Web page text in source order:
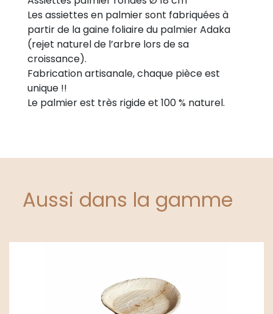
Les assiettes en palmier sont fabriquées à
partir de la gaine foliaire du palmier Adaka
(rejet naturel de l’arbre lors de sa
croissance).
Fabrication artisanale, chaque pièce est
unique !!
Le palmier est très rigide et 100 % naturel.
Aussi dans la gamme